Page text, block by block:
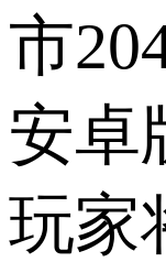
市
安卓
玩家